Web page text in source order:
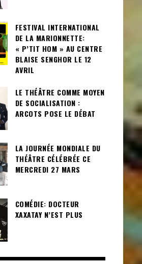
FESTIVAL INTERNATIONAL
DE LA MARIONNETTE:
« P’TIT HOM » AU CENTRE
BLAISE SENGHOR LE 12
AVRIL
LE THÉÂTRE COMME MOYEN
DE SOCIALISATION :
ARCOTS POSE LE DÉBAT
LA JOURNÉE MONDIALE DU
THÉÂTRE CÉLÉBRÉE CE
MERCREDI 27 MARS
COMÉDIE: DOCTEUR
XAXATAY N’EST PLUS